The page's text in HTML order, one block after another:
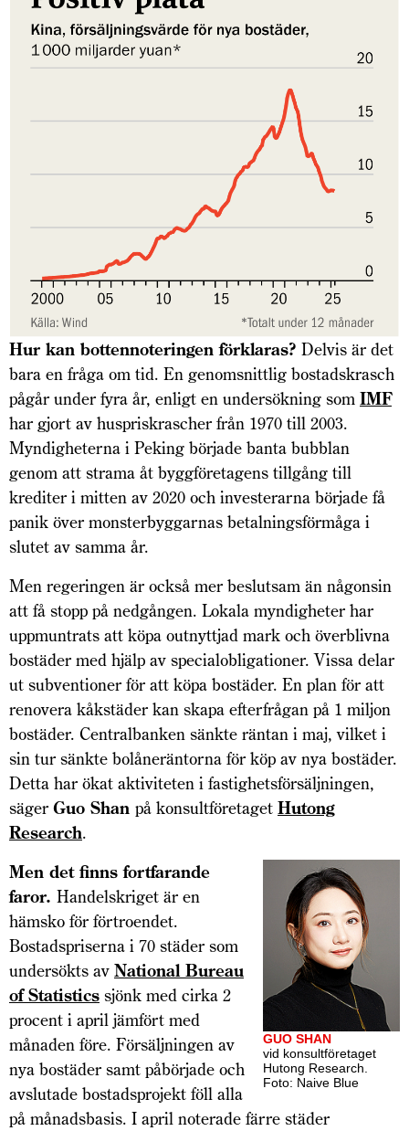
Hur kan bottennoteringen förklaras? Delvis är det
bara en fråga om tid. En genomsnittlig bostadskrasch
pågår under fyra år, enligt en undersökning som IMF
har gjort av huspriskrascher från 1970 till 2003.
Myndigheterna i Peking började banta bubblan
genom att strama åt byggföretagens tillgång till
krediter i mitten av 2020 och investerarna började få
panik över monsterbyggarnas betalningsförmåga i
slutet av samma år.
Men regeringen är också mer beslutsam än någonsin
att få stopp på nedgången. Lokala myndigheter har
uppmuntrats att köpa outnyttjad mark och överblivna
bostäder med hjälp av special­obligationer. Vissa delar
ut subventioner för att köpa bostäder. En plan för att
renovera kåkstäder kan skapa efterfrågan på 1 miljon
bostäder. Centralbanken sänkte räntan i maj, vilket i
sin tur sänkte bolåneräntorna för köp av nya bostäder.
Detta har ökat aktiviteten i fastighetsförsäljningen,
säger Guo Shan på konsultföretaget Hutong
Research.
GUO SHAN
vid konsult­företaget
Hutong Research.
Foto: Naive Blue
Men det finns fortfarande
faror. Handelskriget är en
hämsko för förtroendet.
Bostadspriserna i 70 städer som
undersökts av National Bureau
of Statistics sjönk med cirka 2
procent i april jämfört med
månaden före. Försäljningen av
nya bostäder samt påbörjade och
avslutade bostadsprojekt föll alla
på månadsbasis. I april noterade färre städer